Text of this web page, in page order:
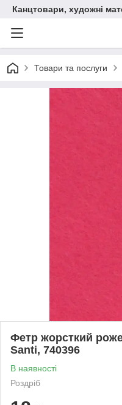
Канцтовари, художні
Товари та послуги
Фетр жорсткий
Santi, 740396
В наявності
Роздріб